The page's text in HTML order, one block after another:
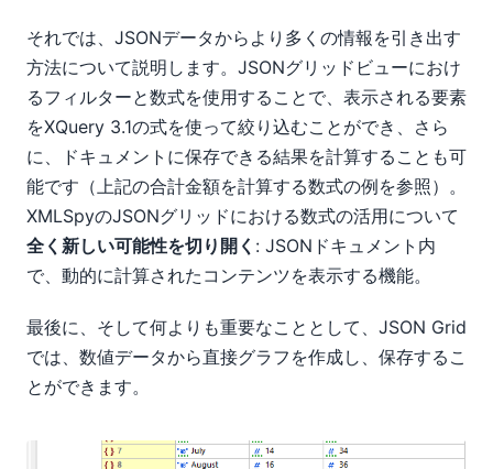
それでは、JSONデータからより多くの情報を引き出す
方法について説明します。JSONグリッドビューにおけ
るフィルターと数式を使用することで、表示される要素
をXQuery 3.1の式を使って絞り込むことができ、さら
に、ドキュメントに保存できる結果を計算することも可
能です（上記の合計金額を計算する数式の例を参照）。
XMLSpyのJSONグリッドにおける数式の活用について
全く新しい可能性を切り開く : JSONドキュメント内
で、動的に計算されたコンテンツを表示する機能。
最後に、そして何よりも重要なこととして、JSON Grid
では、数値データから直接グラフを作成し、保存するこ
とができます。